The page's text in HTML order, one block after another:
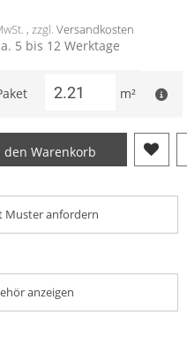
, zzgl. Versandkosten
5 bis 12 Werktage
m²
den Warenkorb
Muster anfordern
anzeigen